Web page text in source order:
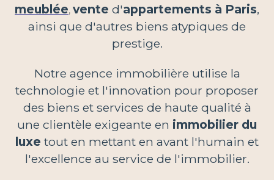
meublée, vente d'appartements à Paris,
ainsi que d'autres biens atypiques de
prestige.
Notre agence immobilière utilise la
technologie et l'innovation pour proposer
des biens et services de haute qualité à
une clientèle exigeante en immobilier du
luxe tout en mettant en avant l'humain et
l'excellence au service de l'immobilier.